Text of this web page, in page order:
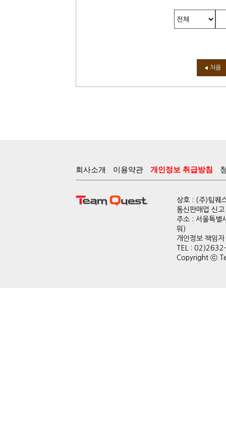
◀ 처음
회사소개 이용약관 개인정보 취급방침
상호 : (주)팀퀘
통신판매업 신
주소 : 서울특
워)
개인정보 책
TEL :
Copyright ⓒ